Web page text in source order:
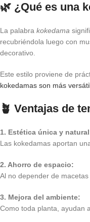
🌿 ¿Qué es una
La palabra kokedama
recubriéndola luego con
decorativo.
Este estilo proviene de
kokedamas son más
🪴 Ventajas de
1. Estética única y
Las kokedamas aportan
2. Ahorro de espacio:
Al no depender de
3. Mejora del ambiente:
Como toda planta, ayudan